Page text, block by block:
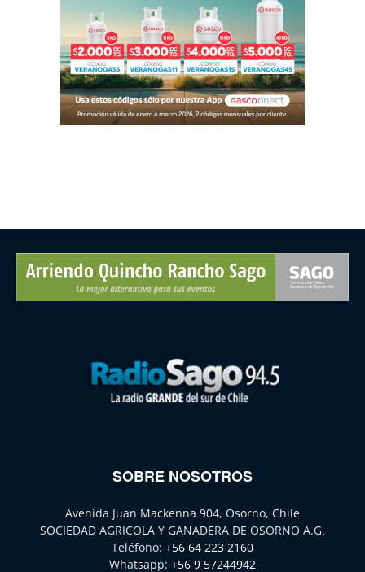
SOBRE NOSOTROS
Avenida Juan Mackenna 904, Osorno, Chile
SOCIEDAD AGRICOLA Y GANADERA DE OSORNO A.G.
Teléfono: +56 64 223 2160
Whatsapp: +56 9 57244942